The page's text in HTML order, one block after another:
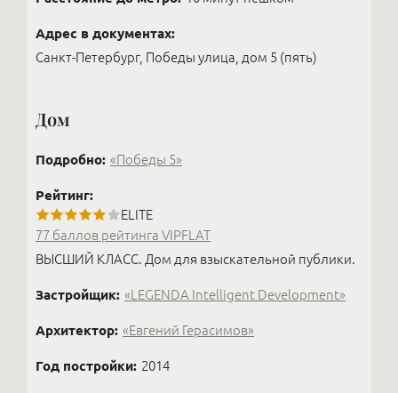
Адрес в документах:
Санкт-Петербург, Победы улица, дом 5 (пять)
Дом
Подробно: «Победы 5»
Рейтинг:
ELITE
77 баллов рейтинга VIPFLAT
ВЫСШИЙ КЛАСС. Дом для взыскательной публики.
Застройщик: «LEGENDA Intelligent Development»
Архитектор: «Евгений Герасимов»
Год постройки: 2014